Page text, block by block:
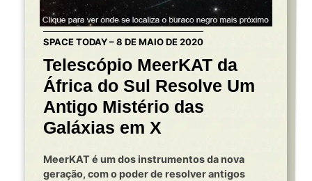
SPACE TODAY – 8 DE MAIO DE 2020
Telescópio MeerKAT da
África do Sul Resolve Um
Antigo Mistério das
Galáxias em X
MeerKAT é um dos instrumentos da nova
geração, com o poder de resolver antigos